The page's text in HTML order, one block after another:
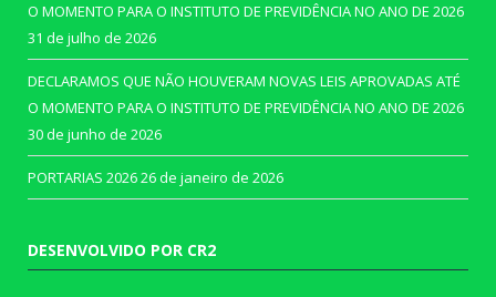
O MOMENTO PARA O INSTITUTO DE PREVIDÊNCIA NO ANO DE 2026
31 de julho de 2026
DECLARAMOS QUE NÃO HOUVERAM NOVAS LEIS APROVADAS ATÉ
O MOMENTO PARA O INSTITUTO DE PREVIDÊNCIA NO ANO DE 2026
30 de junho de 2026
PORTARIAS 202626 de janeiro de 2026
DESENVOLVIDO POR CR2